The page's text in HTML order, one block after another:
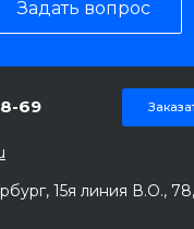
Задать вопрос
69
15я линия В.О.,